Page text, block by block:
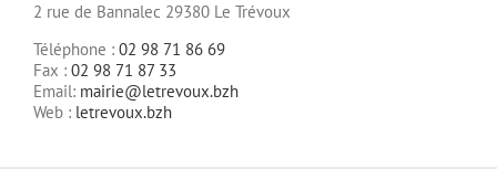
2 rue de Bannalec 29380 Le Trévoux
Téléphone : 02 98 71 86 69
Fax : 02 98 71 87 33
Email: mairie@letrevoux.bzh
Web : letrevoux.bzh